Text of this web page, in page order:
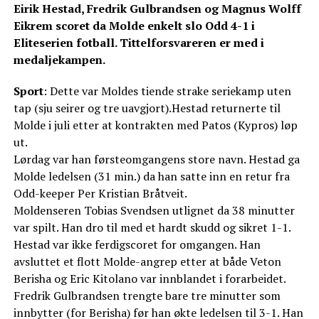
Eirik Hestad, Fredrik Gulbrandsen og Magnus Wolff
Eikrem scoret da Molde enkelt slo Odd 4-1 i
Eliteserien fotball. Tittelforsvareren er med i
medaljekampen.
Sport: Dette var Moldes tiende strake seriekamp uten
tap (sju seirer og tre uavgjort).Hestad returnerte til
Molde i juli etter at kontrakten med Patos (Kypros) løp
ut.
Lørdag var han førsteomgangens store navn. Hestad ga
Molde ledelsen (31 min.) da han satte inn en retur fra
Odd-keeper Per Kristian Bråtveit.
Moldenseren Tobias Svendsen utlignet da 38 minutter
var spilt. Han dro til med et hardt skudd og sikret 1-1.
Hestad var ikke ferdigscoret for omgangen. Han
avsluttet et flott Molde-angrep etter at både Veton
Berisha og Eric Kitolano var innblandet i forarbeidet.
Fredrik Gulbrandsen trengte bare tre minutter som
innbytter (for Berisha) før han økte ledelsen til 3-1. Han